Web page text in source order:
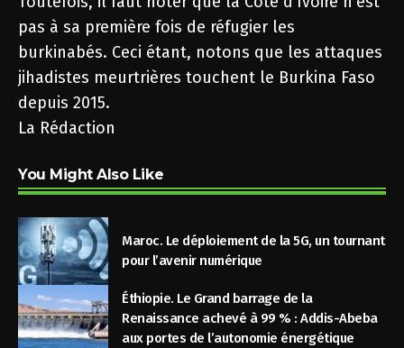
pas à sa première fois de réfugier les
burkinabés. Ceci étant, notons que les attaques
jihadistes meurtrières touchent le Burkina Faso
depuis 2015.
La Rédaction
You Might Also Like
Maroc. Le déploiement de la 5G, un tournant
pour l’avenir numérique
Éthiopie. Le Grand barrage de la
Renaissance achevé à 99 % : Addis-Abeba
aux portes de l’autonomie énergétique